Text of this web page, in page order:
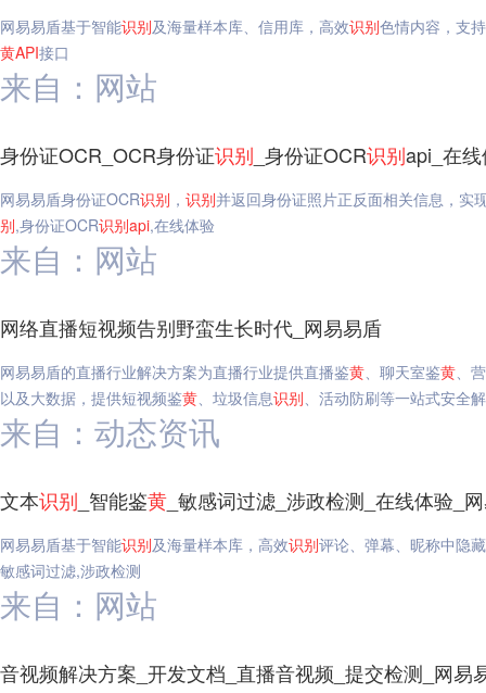
网易易盾基于智能识别及海量样本库、信用库，高效识别色情内容，支
黄API接口
来自：网站
身份证OCR_OCR身份证识别 _身份证OCR识别api_在
网易易盾身份证OCR识别 ， 识别并返回身份证照片正反面相关信息，实
别,身份证OCR识别api,在线体验
来自：网站
网络直播短视频告别野蛮生长时代_网易易盾
网易易盾的直播行业解决方案为直播行业提供直播鉴黄、聊天室鉴黄、
以及大数据，提供短视频鉴黄、垃圾信息识别、活动防刷等一站式安全
来自：动态资讯
文本识别 _智能鉴黄 _敏感词过滤_涉政检测_在线体验_
网易易盾基于智能识别及海量样本库，高效识别评论、弹幕、昵称中隐
敏感词过滤,涉政检测
来自：网站
音视频解决方案_开发文档_直播音视频_提交检测_网易